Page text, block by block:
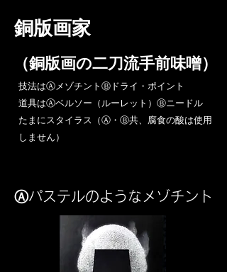
​銅版画家
​（銅版画の二刀流手前味噌）
​技法はⒶメゾチントⒷドライ・ポイント
道具はⒶベルソー（ルーレット）Ⓑニードル
​たまにスタイラス（Ⓐ・Ⓑ共、腐食の酸は使用
しません）
Ⓐパステルのようなメゾチント